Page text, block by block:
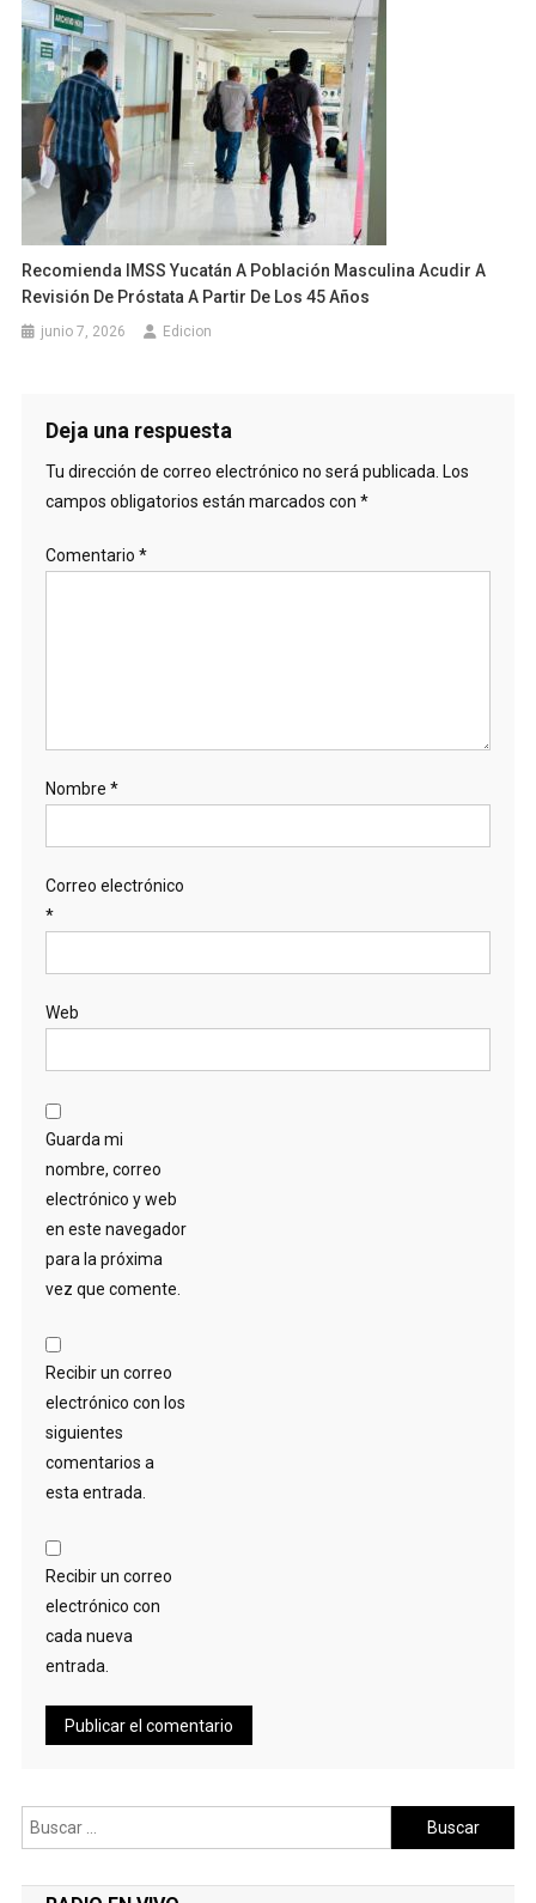
Recomienda IMSS Yucatán A Población Masculina Acudir A
Revisión De Próstata A Partir De Los 45 Años
junio 7, 2026 Edicion
Deja una respuesta
Tu dirección de correo electrónico no será publicada. Los
campos obligatorios están marcados con *
Comentario *
Nombre *
Correo electrónico
*
Web
Guarda mi
nombre, correo
electrónico y web
en este navegador
para la próxima
vez que comente.
Recibir un correo
electrónico con los
siguientes
comentarios a
esta entrada.
Recibir un correo
electrónico con
cada nueva
entrada.
Buscar: